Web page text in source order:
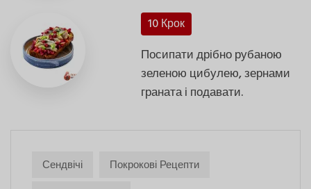
10 Крок
Посипати дрібно рубаною
зеленою цибулею, зернами
граната і подавати.
Сендвічі
Покрокові Рецепти